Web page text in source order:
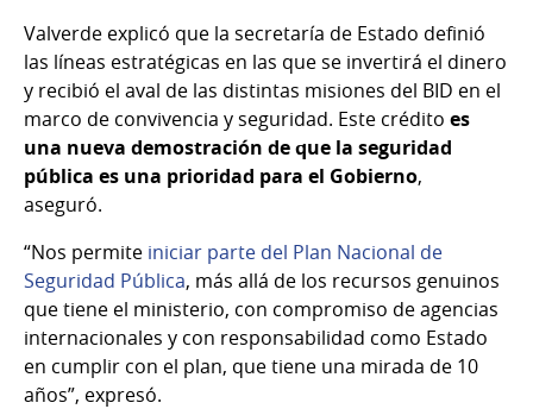
Valverde explicó que la secretaría de Estado definió
las líneas estratégicas en las que se invertirá el dinero
y recibió el aval de las distintas misiones del BID en el
marco de convivencia y seguridad. Este crédito es
una nueva demostración de que la seguridad
pública es una prioridad para el Gobierno,
aseguró.
“Nos permite iniciar parte del Plan Nacional de
Seguridad Pública, más allá de los recursos genuinos
que tiene el ministerio, con compromiso de agencias
internacionales y con responsabilidad como Estado
en cumplir con el plan, que tiene una mirada de 10
años”, expresó.